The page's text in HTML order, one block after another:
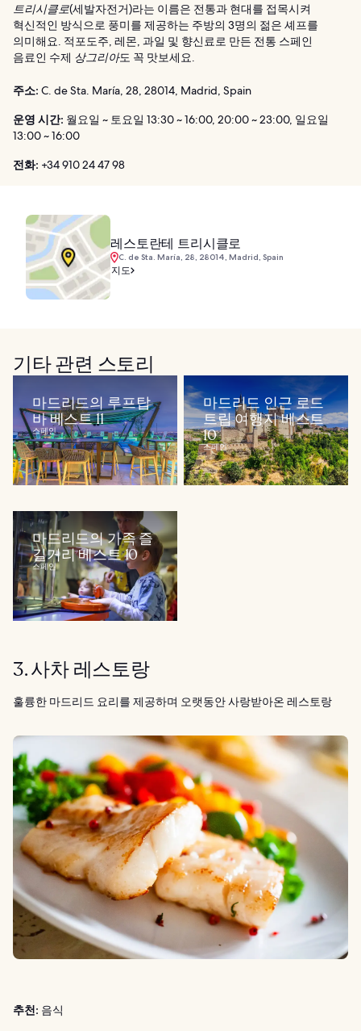
트리시클로(세발자전거)라는 이름은 전통과 현대를 접목시켜
혁신적인 방식으로 풍미를 제공하는 주방의 3명의 젊은 셰프를
의미해요. 적포도주, 레몬, 과일 및 향신료로 만든 전통 스페인
음료인 수제 상그리아도 꼭 맛보세요.
주소: C. de Sta. María, 28, 28014, Madrid, Spain
운영 시간: 월요일 ~ 토요일 13:30 ~ 16:00, 20:00 ~ 23:00, 일요일
13:00 ~ 16:00
전화: +34 910 24 47 98
레스토란테 트리시클로
C. de Sta. María, 28, 28014, Madrid, Spain
지도
기타 관련 스토리
마드리드의 루프탑
바 베스트 11
스페인
마드리드 인근 로드
트립 여행지 베스트
10
스페인
마드리드의 가족 즐
길거리 베스트 10
스페인
3. 사차 레스토랑
훌륭한 마드리드 요리를 제공하며 오랫동안 사랑받아온 레스토랑
추천: 음식